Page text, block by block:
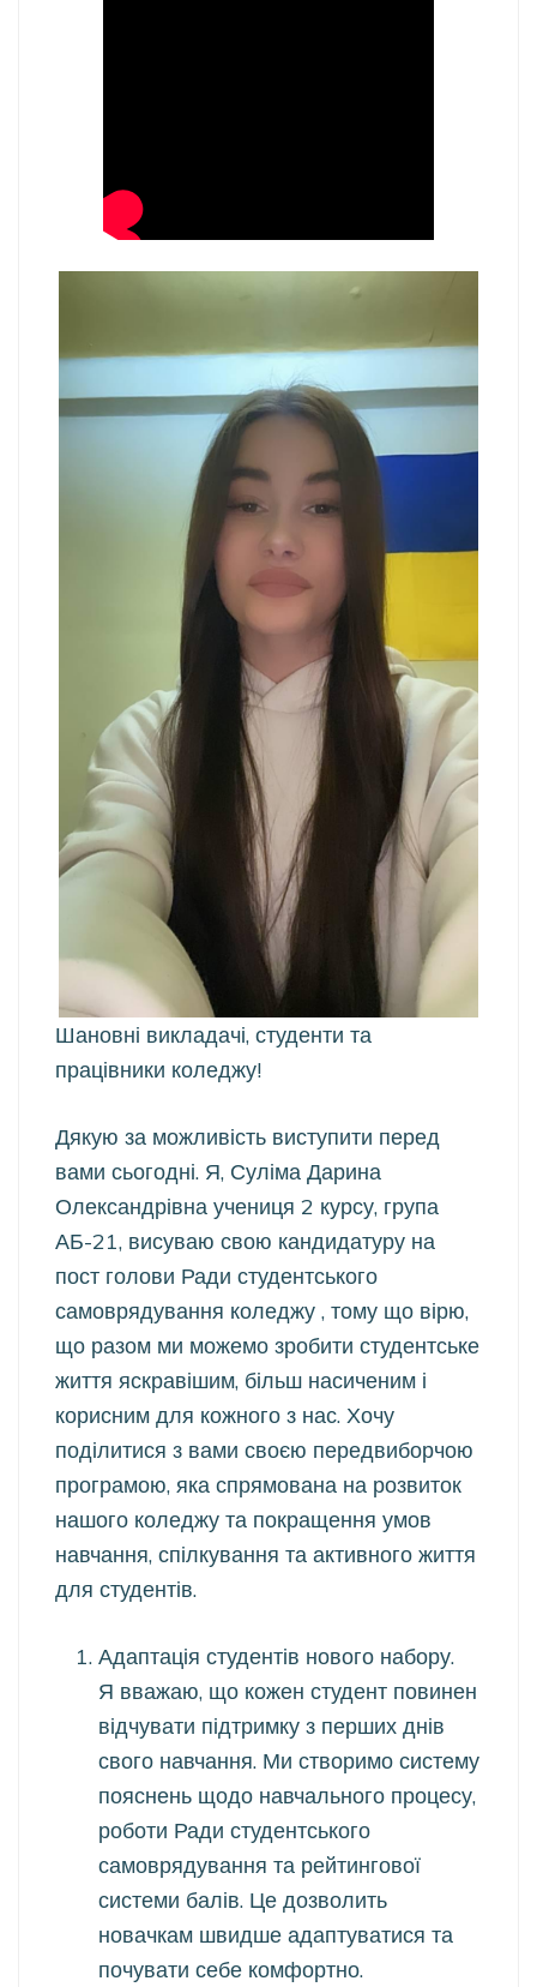
Шановні викладачі, студенти та
працівники коледжу!
Дякую за можливість виступити перед
вами сьогодні. Я, Суліма Дарина
Олександрівна учениця 2 курсу, група
АБ-21, висуваю свою кандидатуру на
пост голови Ради студентського
самоврядування коледжу , тому що вірю,
що разом ми можемо зробити студентське
життя яскравішим, більш насиченим і
корисним для кожного з нас. Хочу
поділитися з вами своєю передвиборчою
програмою, яка спрямована на розвиток
нашого коледжу та покращення умов
навчання, спілкування та активного життя
для студентів.
Адаптація студентів нового набору.
Я вважаю, що кожен студент повинен
відчувати підтримку з перших днів
свого навчання. Ми створимо систему
пояснень щодо навчального процесу,
роботи Ради студентського
самоврядування та рейтингової
системи балів. Це дозволить
новачкам швидше адаптуватися та
почувати себе комфортно.